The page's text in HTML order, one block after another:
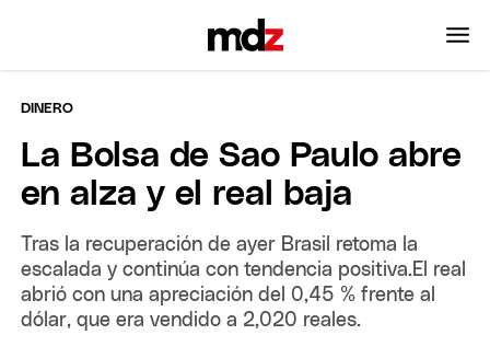
DINERO
La Bolsa de Sao Paulo abre
en alza y el real baja
Tras la recuperación de ayer Brasil retoma la
escalada y continúa con tendencia positiva.El real
abrió con una apreciación del 0,45 % frente al
dólar, que era vendido a 2,020 reales.